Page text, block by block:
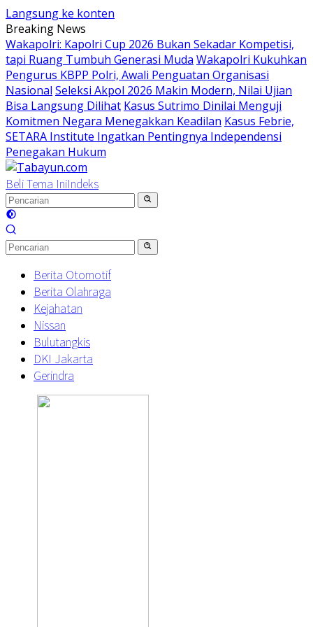
Langsung ke konten
Breaking News
Wakapolri: Kapolri Cup 2026 Bukan Sekadar Kompetisi,
tapi Ruang Tumbuh Generasi Muda Wakapolri Kukuhkan
Pengurus KBPP Polri, Awali Penguatan Organisasi
Nasional Seleksi Akpol 2026 Makin Modern, Nilai Ujian
Bisa Langsung Dilihat Kasus Sutrimo Dinilai Menguji
Komitmen Negara Menegakkan Keadilan Kasus Febrie,
SETARA Institute Ingatkan Pentingnya Independensi
Penegakan Hukum
Beli Tema IniIndeks
Berita Otomotif
Berita Olahraga
Kejahatan
Nissan
Bulutangkis
DKI Jakarta
Gerindra